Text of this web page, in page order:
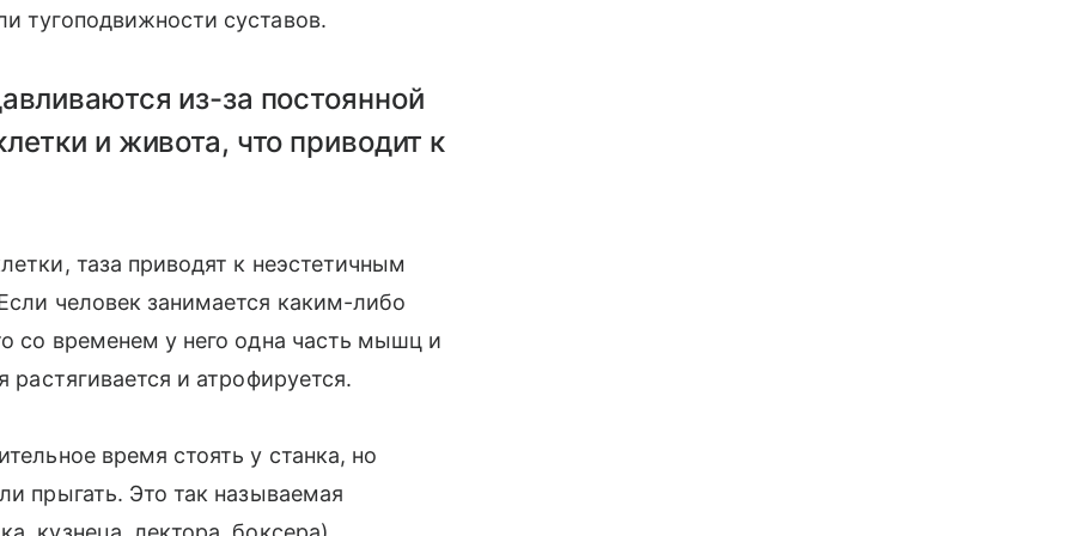
тугоподвижности суставов.
из-за постоянной
и живота, что приводит к
таза приводят к неэстетичным
человек занимается каким-либо
со временем у него одна часть мышц и
растягивается и атрофируется.
время стоять у станка, но
прыгать. Это так называемая